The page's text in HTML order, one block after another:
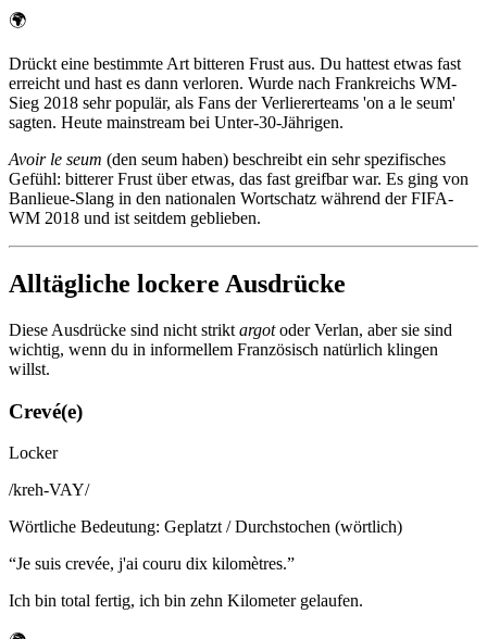
🌍
Drückt eine bestimmte Art bitteren Frust aus. Du hattest etwas fast
erreicht und hast es dann verloren. Wurde nach Frankreichs WM-
Sieg 2018 sehr populär, als Fans der Verliererteams 'on a le seum'
sagten. Heute mainstream bei Unter-30-Jährigen.
Avoir le seum (den seum haben) beschreibt ein sehr spezifisches
Gefühl: bitterer Frust über etwas, das fast greifbar war. Es ging von
Banlieue-Slang in den nationalen Wortschatz während der FIFA-
WM 2018 und ist seitdem geblieben.
Alltägliche lockere Ausdrücke
Diese Ausdrücke sind nicht strikt argotoder Verlan, aber sie sind
wichtig, wenn du in informellem Französisch natürlich klingen
willst.
Crevé(e)
Locker
/kreh-VAY/
Wörtliche Bedeutung: Geplatzt / Durchstochen (wörtlich)
“Je suis crevée, j'ai couru dix kilomètres.”
Ich bin total fertig, ich bin zehn Kilometer gelaufen.